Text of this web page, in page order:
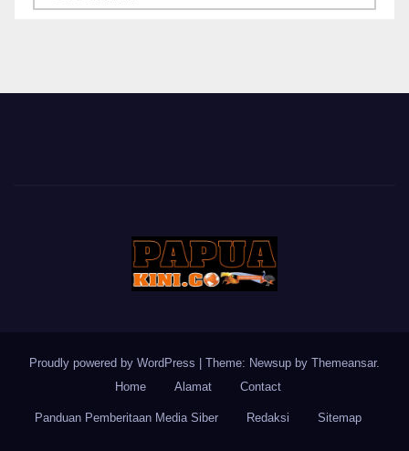
Proudly powered by WordPress Theme: Newsup by Themeansar.
Home
Alamat Contact
Panduan Pemberitaan Media Siber Redaksi Sitemap